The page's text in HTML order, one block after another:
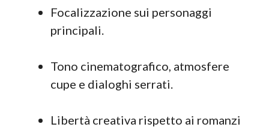
Focalizzazione sui personaggi
principali.
Tono cinematografico, atmosfere
cupe e dialoghi serrati.
Libertà creativa rispetto ai romanzi